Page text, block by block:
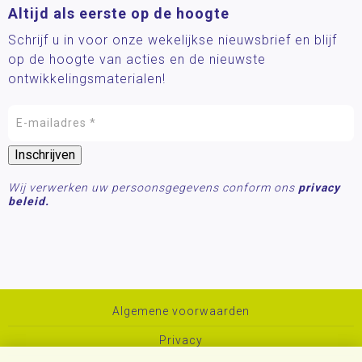
Altijd als eerste op de hoogte
Schrijf u in voor onze wekelijkse nieuwsbrief en blijf
op de hoogte van acties en de nieuwste
ontwikkelingsmaterialen!
Wij verwerken uw persoonsgegevens conform ons privacy
beleid.
Algemene voorwaarden
Privacy